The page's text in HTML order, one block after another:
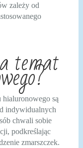
zależy od
temat
są
indywidualnych
chwali sobie
podkreślając
zmarszczek.